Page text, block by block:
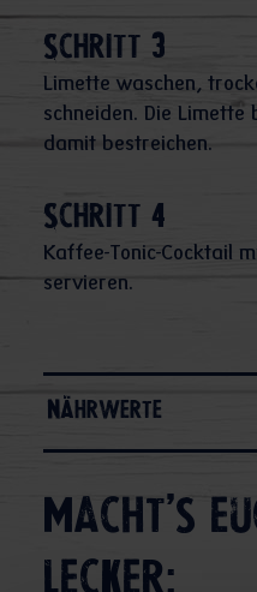
Schritt 3
Limette waschen,
schneiden. Die Limette
damit bestreichen.
Schritt 4
Kaffee-Tonic-Cocktail
servieren.
Nährwerte
Macht's
lecker: